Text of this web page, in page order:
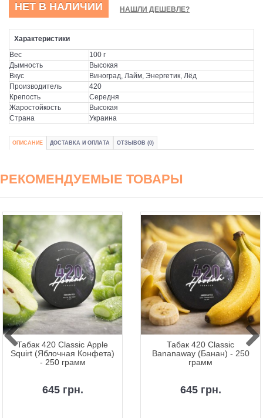
НЕТ В НАЛИЧИИ НАШЛИ ДЕШЕВЛЕ?
Характеристики
Вес
100 г
Дымность
Высокая
Вкус
Виноград, Лайм, Энергетик, Лёд
Производитель
420
Крепость
Середня
Жаростойкость
Высокая
Страна
Украина
ОПИСАНИЕ ДОСТАВКА И ОПЛАТА ОТЗЫВОВ (0)
РЕКОМЕНДУЕМЫЕ ТОВАРЫ
Табак 420 Classic Apple
Squirt (Яблочная Конфета)
- 250 грамм
645 грн.
Табак 420 Classic
Bananaway (Банан) - 250
грамм
645 грн.